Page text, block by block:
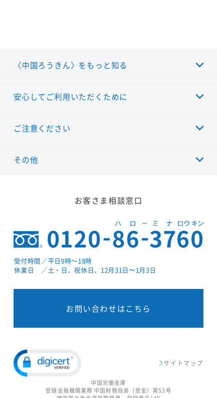
〈中国ろうきん〉をもっと知る
安心してご利用いただくために
ご注意ください
その他
お客さま相談窓口
受付時間 ／平日9時～18時
休業日
／土・日、祝休日、12月31日〜1月3日
お問い合わせはこちら
中国労働金庫
登録金融機関業務 中国財務局長（登金）第53号
サイトマップ